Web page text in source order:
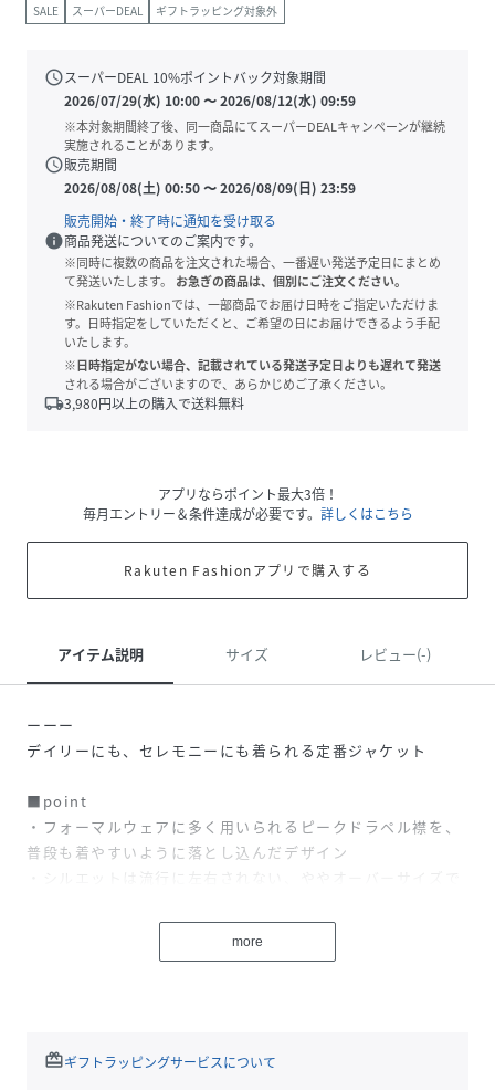
SALE スーパーDEAL ギフトラッピング対象外
scheduleスーパーDEAL 10%ポイントバック対象期間
2026/07/29(水) 10:00〜2026/08/12(水) 09:59
※本対象期間終了後、同一商品にてスーパーDEALキャンペーンが継続
実施されることがあります。
schedule販売期間
2026/08/08(土) 00:50〜2026/08/09(日) 23:59
販売開始・終了時に通知を受け取る
info商品発送についてのご案内です。
※同時に複数の商品を注文された場合、一番遅い発送予定日にまとめ
て発送いたします。
お急ぎの商品は、個別にご注文ください。
※Rakuten Fashionでは、一部商品でお届け日時をご指定いただけま
す。日時指定をしていただくと、ご希望の日にお届けできるよう手配
いたします。
※日時指定がない場合、記載されている発送予定日よりも遅れて発送
される場合がございますので、あらかじめご了承ください。
local_shipping3,980円以上の購入で送料無料
アプリならポイント最大3倍！
毎月エントリー＆条件達成が必要です。 詳しくはこちら
Rakuten Fashionアプリで購入する
アイテム説明 サイズ レビュー(-)
ーーー
デイリーにも、セレモニーにも着られる定番ジャケット
■point
・フォーマルウェアに多く用いられるピークドラペル襟を、
普段も着やすいように落とし込んだデザイン
・シルエットは流行に左右されない、ややオーバーサイズで
・耐久性とシワになりにくさを兼ね備えたポリエステル素材
シーンやオフィスカジュアルにも着ていただけます。
more
redeemギフトラッピングサービスについて